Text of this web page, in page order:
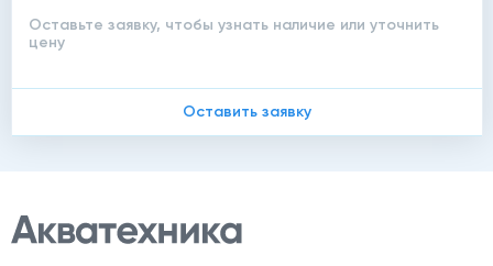
Оставьте заявку, чтобы узнать наличие или уточнить
цену
Оставить заявку